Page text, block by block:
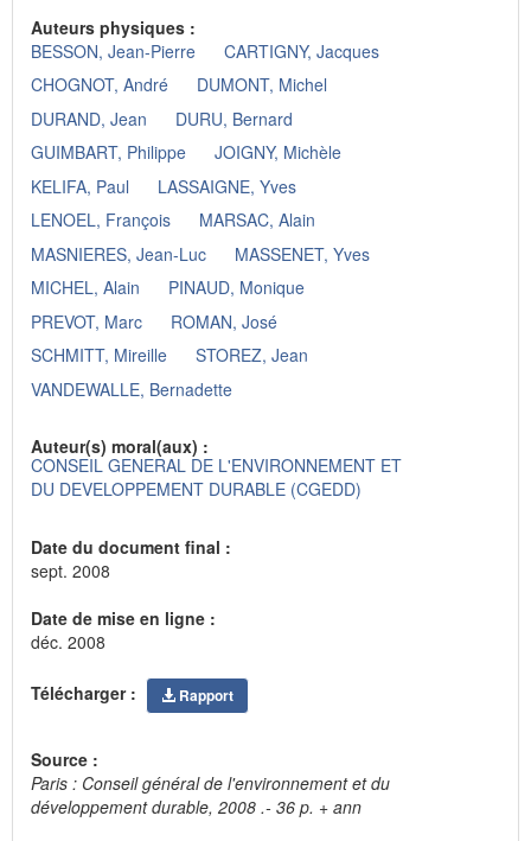
Auteurs physiques :
BESSON, Jean-Pierre
CARTIGNY, Jacques
CHOGNOT, André
DUMONT, Michel
DURAND, Jean
DURU, Bernard
GUIMBART, Philippe
JOIGNY, Michèle
KELIFA, Paul
LASSAIGNE, Yves
LENOEL, François
MARSAC, Alain
MASNIERES, Jean-Luc
MASSENET, Yves
MICHEL, Alain
PINAUD, Monique
PREVOT, Marc
ROMAN, José
SCHMITT, Mireille
STOREZ, Jean
VANDEWALLE, Bernadette
Auteur(s) moral(aux) :
CONSEIL GENERAL DE L'ENVIRONNEMENT ET
DU DEVELOPPEMENT DURABLE (CGEDD)
Date du document final :
sept. 2008
Date de mise en ligne :
déc. 2008
Télécharger : Rapport
Source :
Paris : Conseil général de l'environnement et du
développement durable, 2008 .- 36 p. + ann